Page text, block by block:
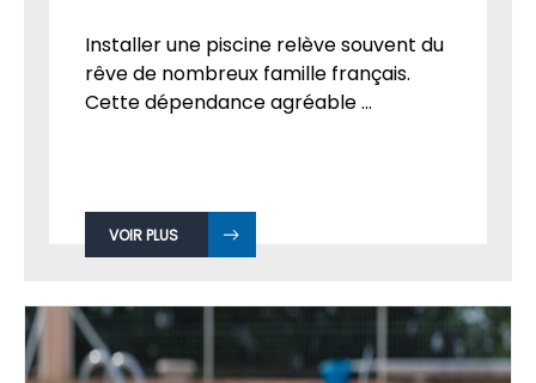
Installer une piscine relève souvent du
rêve de nombreux famille français.
Cette dépendance agréable ...
VOIR PLUS